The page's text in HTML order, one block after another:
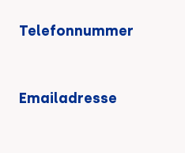
Telefonnummer
Emailadresse